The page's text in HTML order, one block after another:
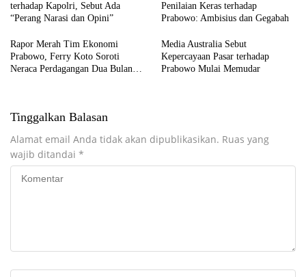
terhadap Kapolri, Sebut Ada
“Perang Narasi dan Opini”
Penilaian Keras terhadap
Prabowo: Ambisius dan Gegabah
Rapor Merah Tim Ekonomi
Prabowo, Ferry Koto Soroti
Neraca Perdagangan Dua Bulan
Media Australia Sebut
Kepercayaan Pasar terhadap
Prabowo Mulai Memudar
Tinggalkan Balasan
Alamat email Anda tidak akan dipublikasikan. Ruas yang
wajib ditandai *